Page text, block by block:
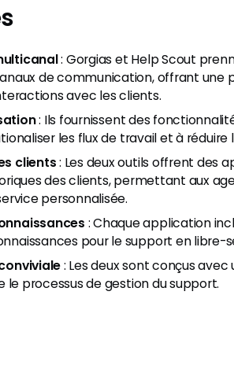
: Gorgias et Help Scout
de communication, offrant une
avec les clients.
: Ils fournissent des
les flux de travail et à
clients: Les deux outils offrent des
des clients, permettant aux
personnalisée.
: Chaque application
pour le support en libre-
: Les deux sont conçus
le processus de gestion du support.